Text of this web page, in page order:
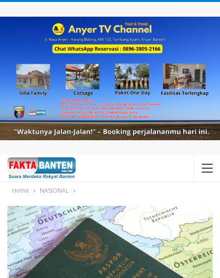
Home NASIONAL